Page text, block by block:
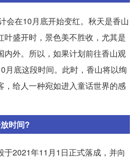
会在10月底开始变红。秋天是香山
叶盛开时，景色美不胜收，尤其是
内外。所以，如果计划前往香山观
月底这段时间。此时，香山将以绚
，给人一种宛如进入童话世界的感
时间?
于2021年11月1日正式落成，并向